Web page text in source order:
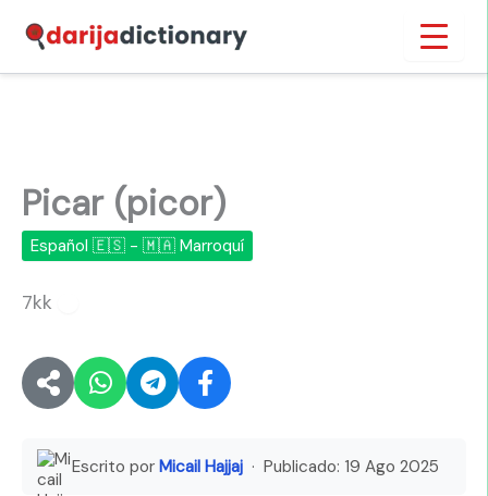
contenido
Inicio
Picar (picor)
Español 🇪🇸 - 🇲🇦 Marroquí
7kk
Escrito por Micail Hajjaj · Publicado: 19 Ago 2025